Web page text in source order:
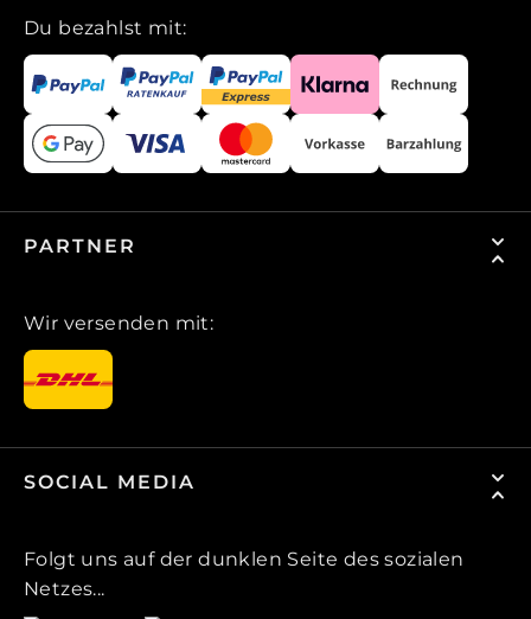
Du bezahlst mit:
PARTNER
Wir versenden mit:
SOCIAL MEDIA
Folgt uns auf der dunklen Seite des sozialen
Netzes...